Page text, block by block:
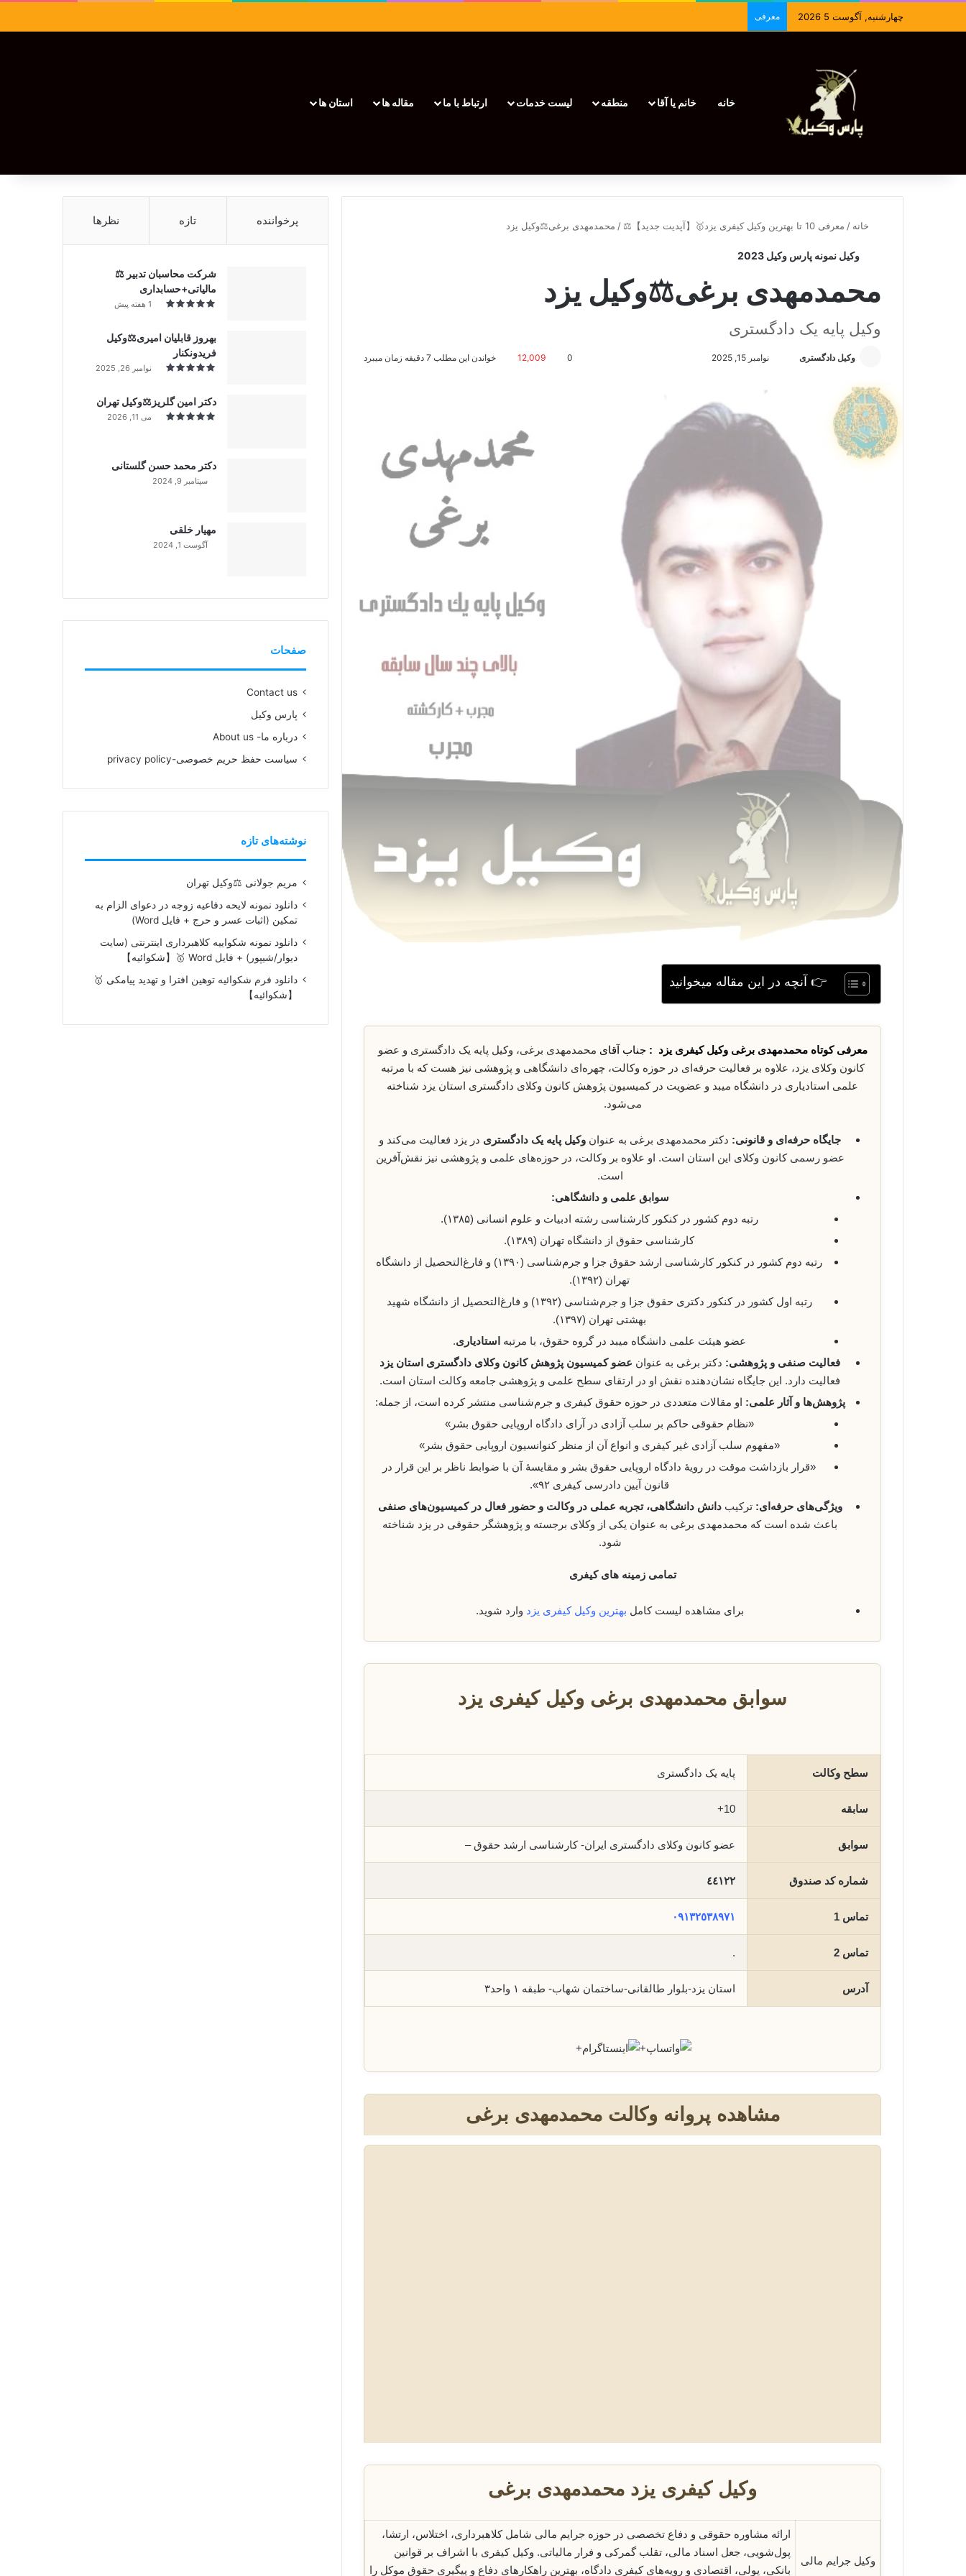
چهارشنبه, آگوست 5 2026 معرفی
خانه خانم یا آقا منطقه لیست خدمات ارتباط با ما مقاله ها استان ها
خانه / معرفی 10 تا بهترین وکیل کیفری یزد🥇【آپدیت جدید】⚖️ / محمدمهدی برغی⚖️وکیل یزد
وکیل نمونه پارس وکیل 2023
محمدمهدی برغی⚖️وکیل یزد
وکیل پایه یک دادگستری
وکیل دادگستری
ا
نوامبر 15, 2025 0
12,009 خواندن این مطلب 7 دقیقه زمان میبرد
👉 آنچه در این مقاله میخوانید
معرفی کوتاه محمدمهدی برغی وکیل کیفری یزد : جناب آقای محمدمهدی برغی، وکیل پایه یک دادگستری و عضو
کانون وکلای یزد، علاوه بر فعالیت حرفه‌ای در حوزه وکالت، چهره‌ای دانشگاهی و پژوهشی نیز هست که با مرتبه
علمی استادیاری در دانشگاه میبد و عضویت در کمیسیون پژوهش کانون وکلای دادگستری استان یزد شناخته
می‌شود.
جایگاه حرفه‌ای و قانونی: دکتر محمدمهدی برغی به عنوان وکیل پایه یک دادگستری در یزد فعالیت می‌کند و
عضو رسمی کانون وکلای این استان است. او علاوه بر وکالت، در حوزه‌های علمی و پژوهشی نیز نقش‌آفرین
است.
سوابق علمی و دانشگاهی:
رتبه دوم کشور در کنکور کارشناسی رشته ادبیات و علوم انسانی (۱۳۸۵).
کارشناسی حقوق از دانشگاه تهران (۱۳۸۹).
رتبه دوم کشور در کنکور کارشناسی ارشد حقوق جزا و جرم‌شناسی (۱۳۹۰) و فارغ‌التحصیل از دانشگاه
تهران (۱۳۹۲).
رتبه اول کشور در کنکور دکتری حقوق جزا و جرم‌شناسی (۱۳۹۲) و فارغ‌التحصیل از دانشگاه شهید
بهشتی تهران (۱۳۹۷).
عضو هیئت علمی دانشگاه میبد در گروه حقوق، با مرتبه استادیاری.
فعالیت صنفی و پژوهشی: دکتر برغی به عنوان عضو کمیسیون پژوهش کانون وکلای دادگستری استان یزد
فعالیت دارد. این جایگاه نشان‌دهنده نقش او در ارتقای سطح علمی و پژوهشی جامعه وکالت استان است.
پژوهش‌ها و آثار علمی: او مقالات متعددی در حوزه حقوق کیفری و جرم‌شناسی منتشر کرده است، از جمله:
«نظام حقوقی حاکم بر سلب آزادی در آرای دادگاه اروپایی حقوق بشر»
«مفهوم سلب آزادی غیر کیفری و انواع آن از منظر کنوانسیون اروپایی حقوق بشر»
«قرار بازداشت موقت در رویۀ دادگاه اروپایی حقوق بشر و مقایسۀ آن با ضوابط ناظر بر این قرار در
قانون آیین دادرسی کیفری ۹۲».
ویژگی‌های حرفه‌ای: ترکیبدانش دانشگاهی، تجربه عملی در وکالت و حضور فعال در کمیسیون‌های صنفی
باعث شده است که محمدمهدی برغی به عنوان یکی از وکلای برجسته و پژوهشگر حقوقی در یزد شناخته
شود.
تمامی زمینه های کیفری
برای مشاهده لیست کامل بهترین وکیل کیفری یزد وارد شوید.
سوابق محمدمهدی برغی وکیل کیفری یزد
سطح وکالت پایه یک دادگستری
سابقه 10+
سوابق عضو کانون وکلای دادگستری ایران- کارشناسی ارشد حقوق –
شماره کد صندوق ٤٤١٢٢
تماس 1 ٠٩١٣٢٥٣٨٩٧١
تماس 2 .
آدرس استان یزد-بلوار طالقانی-ساختمان شهاب- طبقه ١ واحد٣
+
+
مشاهده پروانه وکالت محمدمهدی برغی
وکیل کیفری یزد محمدمهدی برغی
وکیل جرایم مالی
ارائه مشاوره حقوقی و دفاع تخصصی در حوزه جرایم مالی شامل کلاهبرداری، اختلاس، ارتشا،
پول‌شویی، جعل اسناد مالی، تقلب گمرکی و فرار مالیاتی. وکیل کیفری با اشراف بر قوانین
بانکی، پولی، اقتصادی و رویه‌های کیفری دادگاه، بهترین راهکارهای دفاع و پیگیری حقوق موکل را
پرخواننده تازه نظرها
شرکت محاسبان تدبیر ⚖️
مالیاتی+حسابداری
1 هفته پیش
بهروز قابلیان امیری⚖️وکیل
فریدونکنار
نوامبر 26, 2025
دکتر امین گلریز⚖️وکیل تهران
می 11, 2026
دکتر محمد حسن گلستانی
سپتامبر 9, 2024
مهیار خلقی
آگوست 1, 2024
صفحات
Contact us
پارس وکیل
درباره ما- About us
سیاست حفظ حریم خصوصی-privacy policy
نوشته‌های تازه
مریم جولانی ⚖️وکیل تهران
دانلود نمونه لایحه دفاعیه زوجه در دعوای الزام به
تمکین (اثبات عسر و حرج + فایل Word)
دانلود نمونه شکواییه کلاهبرداری اینترنتی (سایت
دیوار/شیپور) + فایل Word 🥇【شکوائیه】
دانلود فرم شکوائیه توهین افترا و تهدید پیامکی 🥇
【شکوائیه】